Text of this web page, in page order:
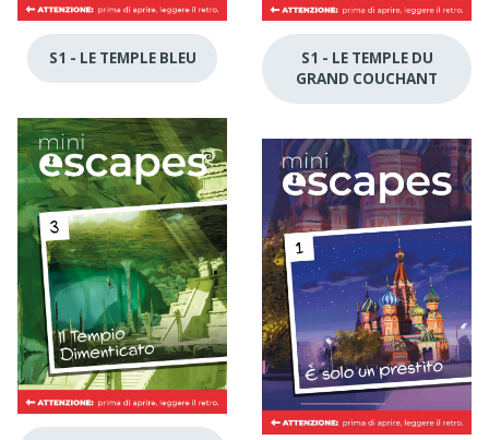
S1 - LE TEMPLE BLEU
S1 - LE TEMPLE DU
GRAND COUCHANT